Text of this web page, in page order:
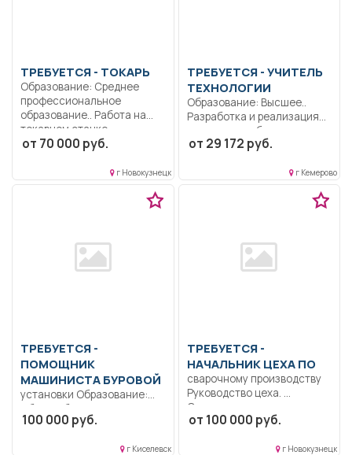
ТРЕБУЕТСЯ - ТОКАРЬ
Образование: Среднее
профессиональное
образование.. Работа на
токарном станке..
Сменная...
от 70 000 руб.
г Новокузнецк
ТРЕБУЕТСЯ - УЧИТЕЛЬ
ТЕХНОЛОГИИ
Образование: Высшее..
Разработка и реализация
программ учебных
дисциплин в...
от 29 172 руб.
г Кемерово
ТРЕБУЕТСЯ -
ПОМОЩНИК
МАШИНИСТА БУРОВОЙ
установки Образование:
Общее образование..
Выявление и устранение
100 000 руб.
г Киселевск
ТРЕБУЕТСЯ -
НАЧАЛЬНИК ЦЕХА ПО
сварочному производству
Руководство цеха.
Организация
бесперебойной работы
от 100 000 руб.
г Новокузнецк